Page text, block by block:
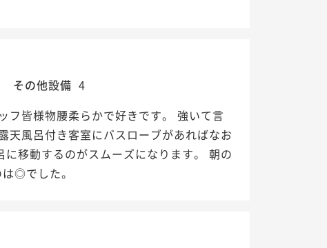
その他設備 4
フ皆様物腰柔らかで好きです。 強いて言
風呂付き客室にバスローブがあればなお
移動するのがスムーズになります。 朝の
◎でした。